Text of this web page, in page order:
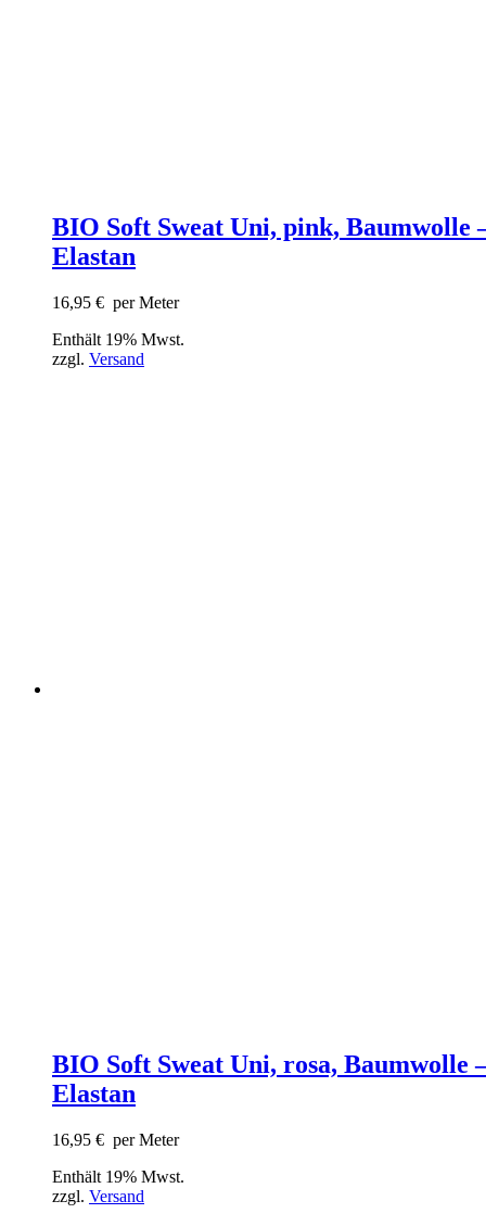
BIO Soft Sweat Uni, pink, Baumwolle
Elastan
16,95 € per Meter
Enthält 19% Mwst.
zzgl. Versand
BIO Soft Sweat Uni, rosa, Baumwolle
Elastan
16,95 € per Meter
Enthält 19% Mwst.
zzgl. Versand